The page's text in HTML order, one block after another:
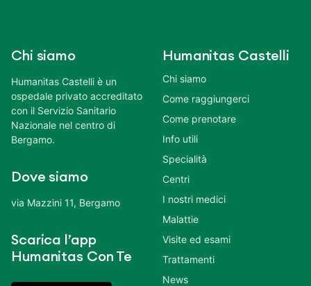
Chi siamo
Humanitas Castelli è un
ospedale privato accreditato
con il Servizio Sanitario
Nazionale nel centro di
Bergamo.
Dove siamo
via Mazzini 11, Bergamo
Scarica l’app
Humanitas Con Te
Humanitas Castelli
Chi siamo
Come raggiungerci
Come prenotare
Info utili
Specialità
Centri
I nostri medici
Malattie
Visite ed esami
Trattamenti
News